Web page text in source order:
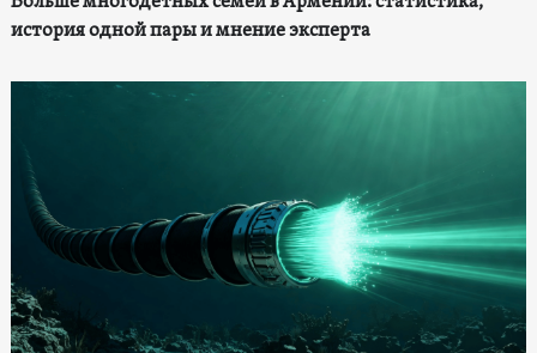
история одной пары и мнение эксперта